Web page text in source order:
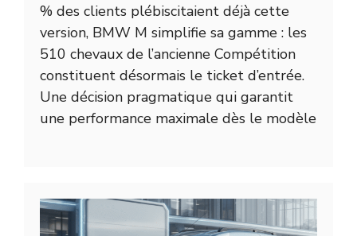
% des clients plébiscitaient déjà cette
version, BMW M simplifie sa gamme : les
510 chevaux de l’ancienne Compétition
constituent désormais le ticket d’entrée.
Une décision pragmatique qui garantit
une performance maximale dès le modèle